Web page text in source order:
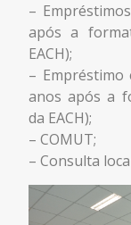
–
após a
EACH);
–
anos após a
da EACH);
– COMUT;
– Consulta